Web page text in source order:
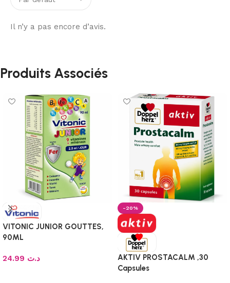
Il n’y a pas encore d’avis.
Produits Associés
VITONIC JUNIOR GOUTTES,
90ML
د.ت
-20%
AKTIV PROSTACALM ,30
Capsules